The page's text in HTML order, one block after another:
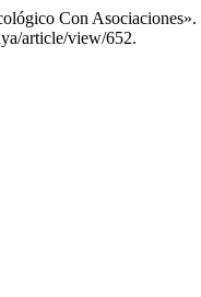
Con Asociaciones».
article/view/652.